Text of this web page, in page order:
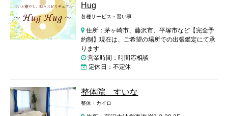
Hug
各種サービス・習い事
住所：茅ヶ崎市、藤沢市、平塚市など【完全予
約制】現在は、ご希望の場所での出張鑑定にて承
ります
営業時間：時間応相談
定休日：不定休
整体院 すいな
整体・カイロ